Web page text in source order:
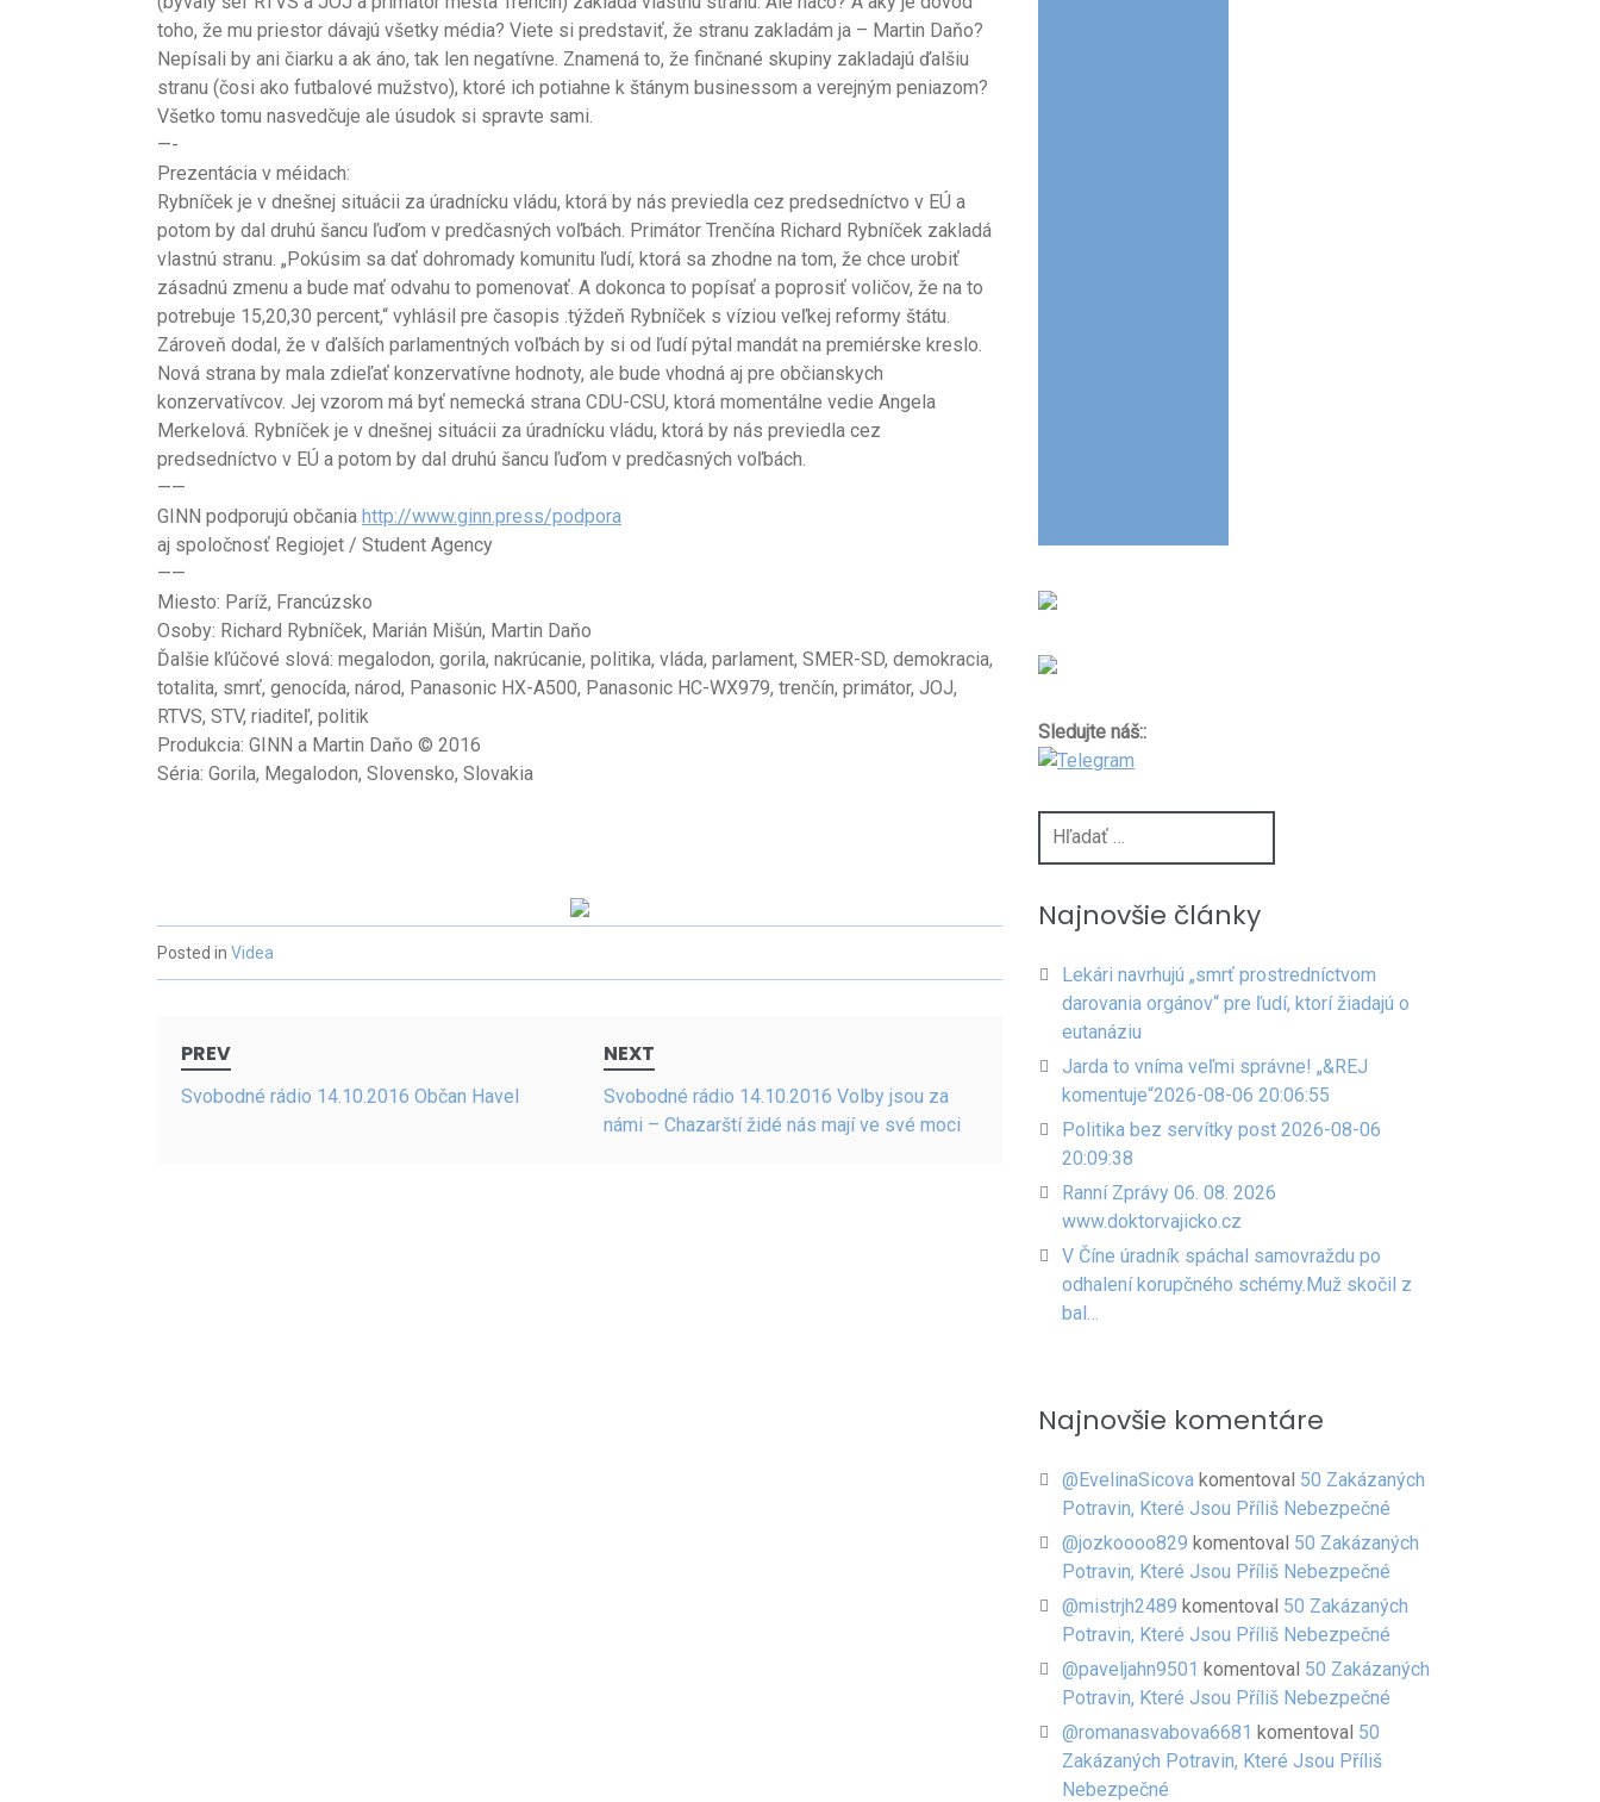
toho, že mu priestor dávajú všetky média? Viete si predstaviť, že stranu zakladám ja – Martin Daňo?
Nepísali by ani čiarku a ak áno, tak len negatívne. Znamená to, že finčnané skupiny zakladajú ďalšiu
stranu (čosi ako futbalové mužstvo), ktoré ich potiahne k štánym businessom a verejným peniazom?
Všetko tomu nasvedčuje ale úsudok si spravte sami.
—-
Prezentácia v méidach:
Rybníček je v dnešnej situácii za úradnícku vládu, ktorá by nás previedla cez predsedníctvo v EÚ a
potom by dal druhú šancu ľuďom v predčasných voľbách. Primátor Trenčína Richard Rybníček zakladá
vlastnú stranu. „Pokúsim sa dať dohromady komunitu ľudí, ktorá sa zhodne na tom, že chce urobiť
zásadnú zmenu a bude mať odvahu to pomenovať. A dokonca to popísať a poprosiť voličov, že na to
potrebuje 15,20,30 percent,“ vyhlásil pre časopis .týždeň Rybníček s víziou veľkej reformy štátu.
Zároveň dodal, že v ďalších parlamentných voľbách by si od ľudí pýtal mandát na premiérske kreslo.
Nová strana by mala zdieľať konzervatívne hodnoty, ale bude vhodná aj pre občianskych
konzervatívcov. Jej vzorom má byť nemecká strana CDU-CSU, ktorá momentálne vedie Angela
Merkelová. Rybníček je v dnešnej situácii za úradnícku vládu, ktorá by nás previedla cez
predsedníctvo v EÚ a potom by dal druhú šancu ľuďom v predčasných voľbách.
——
GINN podporujú občania http://www.ginn.press/podpora
aj spoločnosť Regiojet / Student Agency
——
Miesto: Paríž, Francúzsko
Osoby: Richard Rybníček, Marián Mišún, Martin Daňo
Ďalšie kľúčové slová: megalodon, gorila, nakrúcanie, politika, vláda, parlament, SMER-SD, demokracia,
totalita, smrť, genocída, národ, Panasonic HX-A500, Panasonic HC-WX979, trenčín, primátor, JOJ,
RTVS, STV, riaditeľ, politik
Produkcia: GINN a Martin Daňo © 2016
Séria: Gorila, Megalodon, Slovensko, Slovakia
Posted in Videa
navigation
PREV
Svobodné rádio 14.10.2016 Občan Havel
NEXT
Svobodné rádio 14.10.2016 Volby jsou za
námi – Chazarští židé nás mají ve své moci
Sledujte náš::
Hľadať:
Najnovšie články
Lekári navrhujú „smrť prostredníctvom
darovania orgánov“ pre ľudí, ktorí žiadajú o
eutanáziu
Jarda to vníma veľmi správne! „&REJ
komentuje“2026-08-06 20:06:55
Politika bez servítky post 2026-08-06
20:09:38
Ranní Zprávy 06. 08. 2026
www.doktorvajicko.cz
V Číne úradník spáchal samovraždu po
odhalení korupčného schémy.Muž skočil z
bal…
Najnovšie komentáre
@EvelinaSicova komentoval 50 Zakázaných
Potravin, Které Jsou Příliš Nebezpečné
@jozkoooo829 komentoval 50 Zakázaných
Potravin, Které Jsou Příliš Nebezpečné
@mistrjh2489 komentoval 50 Zakázaných
Potravin, Které Jsou Příliš Nebezpečné
@paveljahn9501 komentoval 50 Zakázaných
Potravin, Které Jsou Příliš Nebezpečné
@romanasvabova6681 komentoval 50
Zakázaných Potravin, Které Jsou Příliš
Nebezpečné